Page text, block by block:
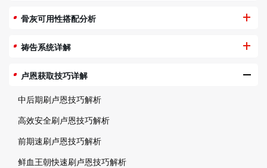
骨灰可用性搭配分析
祷告系统详解
卢恩获取技巧详解
中后期刷卢恩技巧解析
高效安全刷卢恩技巧解析
前期速刷卢恩技巧解析
鲜血王朝快速刷卢恩技巧解析